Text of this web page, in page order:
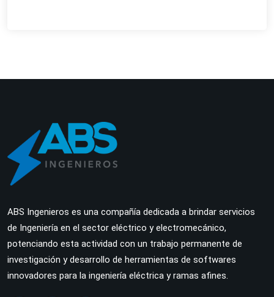
ABS Ingenieros es una compañía dedicada a brindar servicios
de Ingeniería en el sector eléctrico y electromecánico,
potenciando esta actividad con un trabajo permanente de
investigación y desarrollo de herramientas de softwares
innovadores para la ingeniería eléctrica y ramas afines.